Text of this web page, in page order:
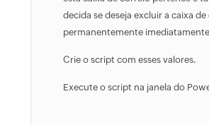
decida se deseja excluir a caixa
permanentemente
Crie o script com esses valores.
Execute o script na janela do